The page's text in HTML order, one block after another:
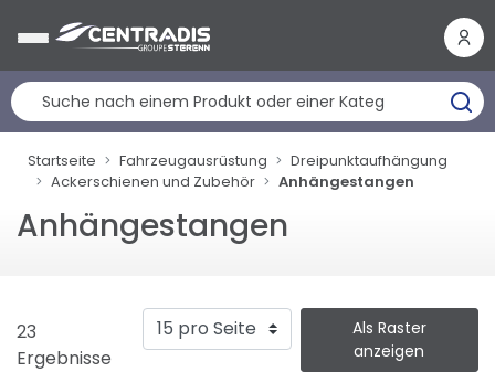
Startseite Fahrzeugausrüstung
Dreipunktaufhängung
Ackerschienen und Zubehör
Anhängestangen
Anhängestangen
23
Ergebnisse
Als Raster
anzeigen